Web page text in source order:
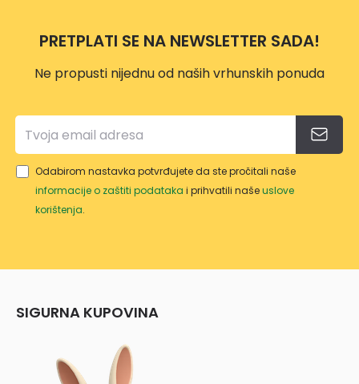
0358
PRETPLATI SE NA NEWSLETTER SADA!
Ne propusti nijednu od naših vrhunskih ponuda
Odabirom nastavka potvrđujete da ste pročitali naše
informacije o zaštiti podataka i prihvatili našeuslove
korištenja.
SIGURNA KUPOVINA